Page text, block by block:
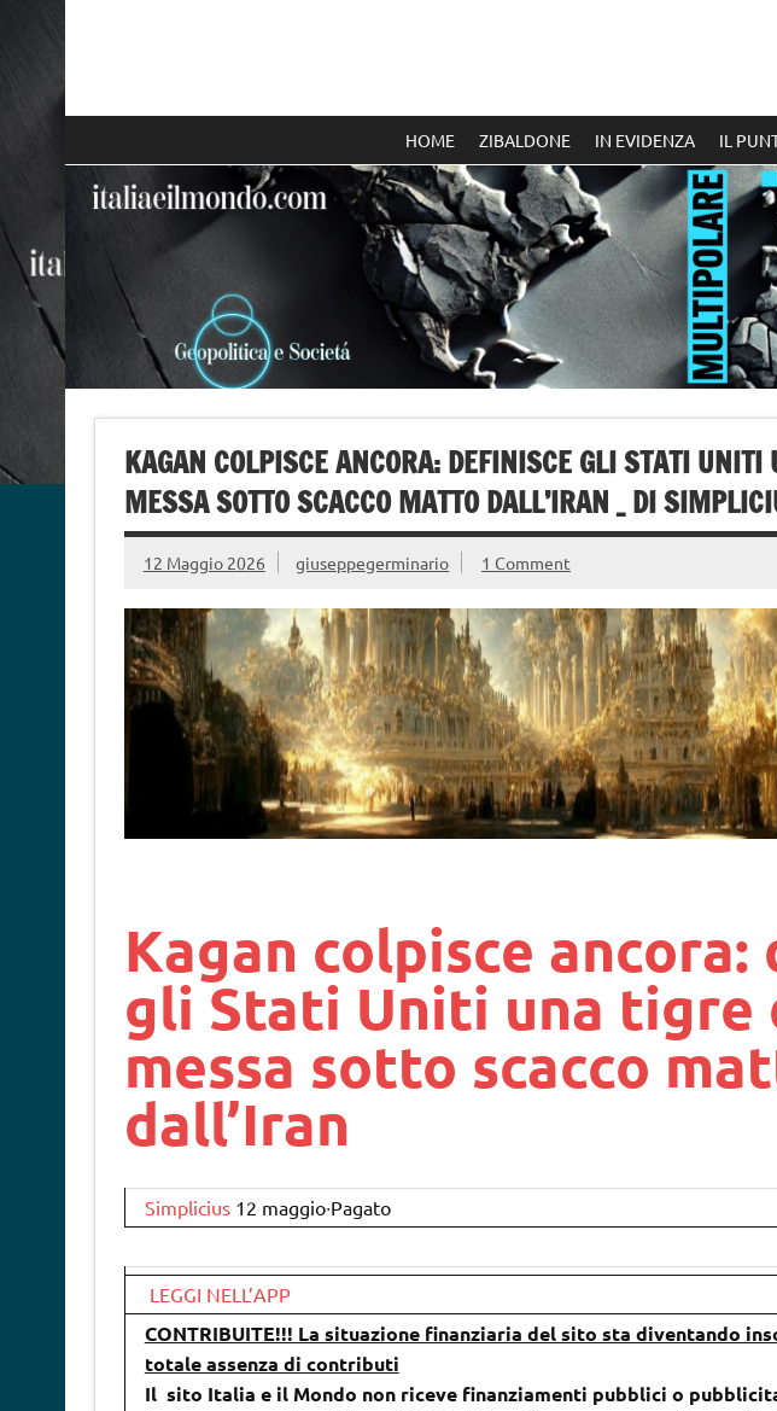
HOME ZIBALDONE IN EVIDENZA IL
KAGAN COLPISCE ANCORA: DEFINISCE GLI STATI UNITI
MESSA SOTTO SCACCO MATTO DALL’IRAN _ DI
12 Maggio 2026 giuseppegerminario 1 Comment
Kagan colpisce ancora:
gli Stati Uniti una tigre
messa sotto scacco
dall’Iran
Simplicius 12 maggio∙Pagato
LEGGI NELL’APP
CONTRIBUITE!!! La situazione finanziaria del sito sta diventando
totale assenza di contributi
Il sito Italia e il Mondo non riceve finanziamenti pubblici o